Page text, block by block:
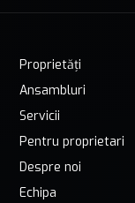
Proprietăți
Ansambluri
Servicii
Pentru proprietari
Despre noi
Echipa